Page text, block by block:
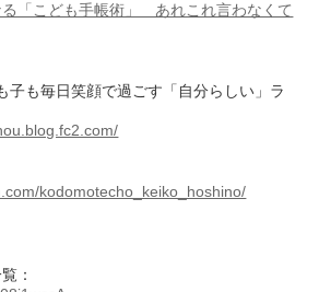
る「こども手帳術」 あれこれ言わなくて
も毎日笑顔で過ごす「自分らしい」ラ
kodomotecho_keiko_hoshino/
：